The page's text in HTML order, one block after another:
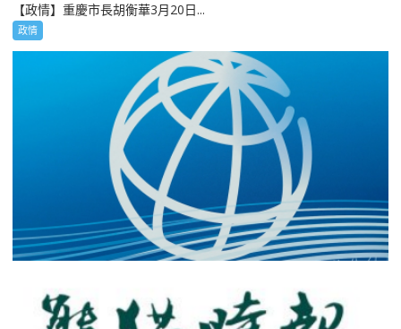
【政情】重慶市長胡衡華3月20日...
政情